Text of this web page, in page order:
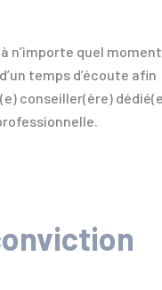
n’importe quel moment
temps d’écoute afin
conseiller(ère)